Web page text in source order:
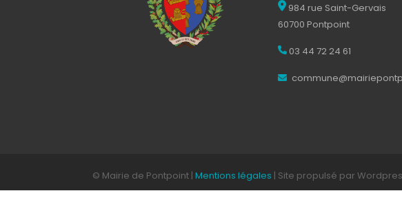
984 rue Saint-Gervais
60700 Pontpoint
03 44 72 24 61
© Mairie de Pontpoint |Mentions légales | Site propulsé par